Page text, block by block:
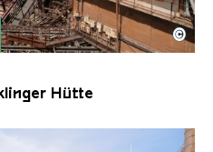
Völklinger Hütte mit
Völklinger Hütte | Karl
©
Hütte